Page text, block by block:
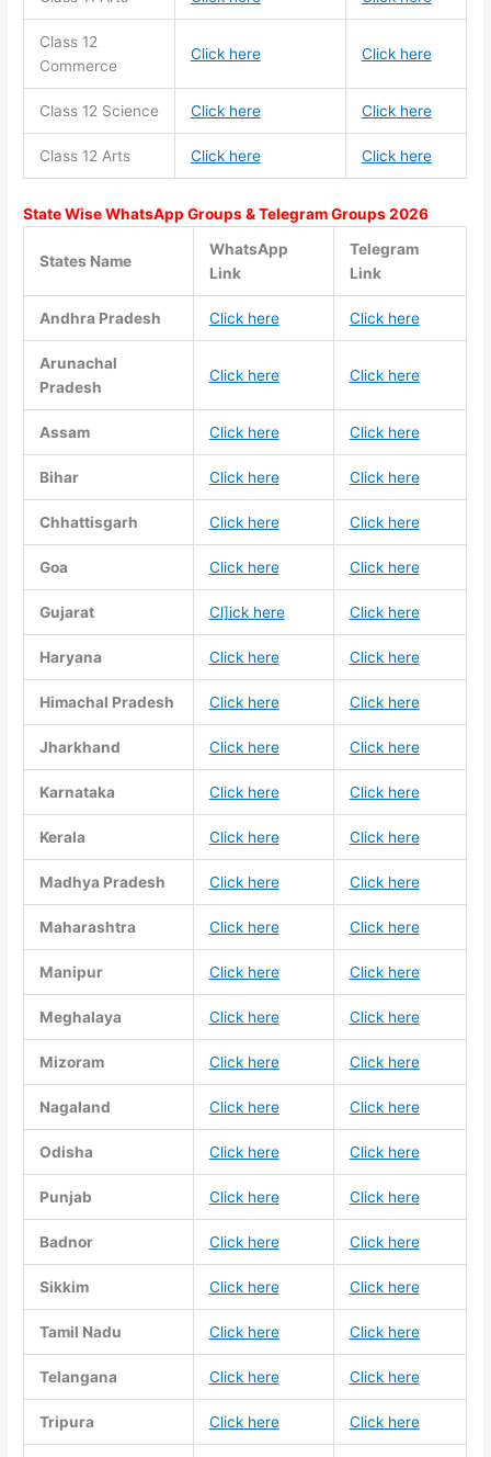
Class 12
Commerce
Click here Click here
Class 12 Science Click here Click here
Class 12 Arts Click here Click here
State Wise WhatsApp Groups & Telegram Groups 2026
States Name
WhatsApp
Link
Telegram
Link
Andhra Pradesh Click here Click here
Arunachal
Pradesh
Click here Click here
Assam Click here Click here
Bihar Click here Click here
Chhattisgarh Click here Click here
Goa Click here Click here
Gujarat Cl]ick here Click here
Haryana Click here Click here
Himachal Pradesh Click here Click here
Jharkhand Click here Click here
Karnataka Click here Click here
Kerala Click here Click here
Madhya Pradesh Click here Click here
Maharashtra Click here Click here
Manipur Click here Click here
Meghalaya Click here Click here
Mizoram Click here Click here
Nagaland Click here Click here
Odisha Click here Click here
Punjab Click here Click here
Badnor Click here Click here
Sikkim Click here Click here
Tamil Nadu Click here Click here
Telangana Click here Click here
Tripura Click here Click here